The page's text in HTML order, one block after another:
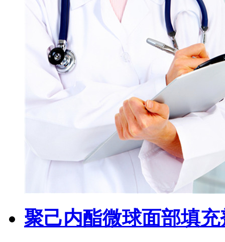
聚己内酯微球面部填